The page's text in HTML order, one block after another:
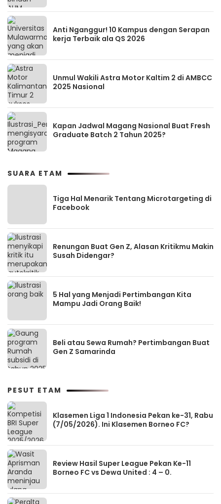
Anti Nganggur! 10 Kampus dengan Serapan
kerja Terbaik ala QS 2026
Unmul Wakili Astra Motor Kaltim 2 di AMBCC
2025 Nasional
Kapan Jadwal Magang Nasional Buat Fresh
Graduate Batch 2 Tahun 2025?
SUARA ETAM
Tiga Hal Menarik Tentang Microtargeting di
Facebook
Renungan Buat Gen Z, Alasan Kritikmu Makin
Susah Didengar?
5 Hal yang Menjadi Pertimbangan Kita
Mampu Jadi Orang Baik!
Beli atau Sewa Rumah? Pertimbangan Buat
Gen Z Samarinda
PESUT ETAM
Klasemen Liga 1 Indonesia Pekan ke-31, Rabu
(7/05/2026). Ini Klasemen Borneo FC?
Review Hasil Super League Pekan Ke-11
Borneo FC vs Dewa United : 4 – 0.